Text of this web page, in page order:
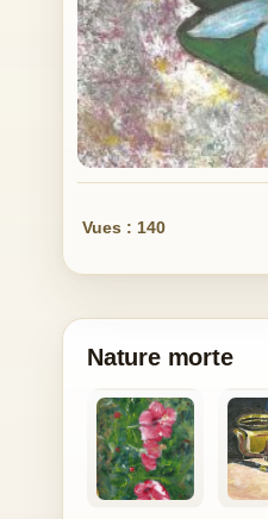
Vues : 140
Nature morte